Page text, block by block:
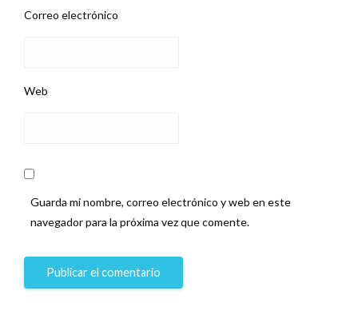
Correo electrónico
Web
Guarda mi nombre, correo electrónico y web en este
navegador para la próxima vez que comente.